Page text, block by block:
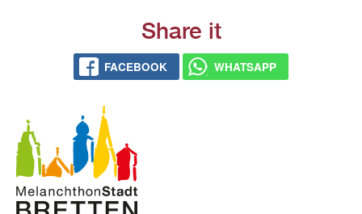
Share it
FACEBOOK WHATSAPP